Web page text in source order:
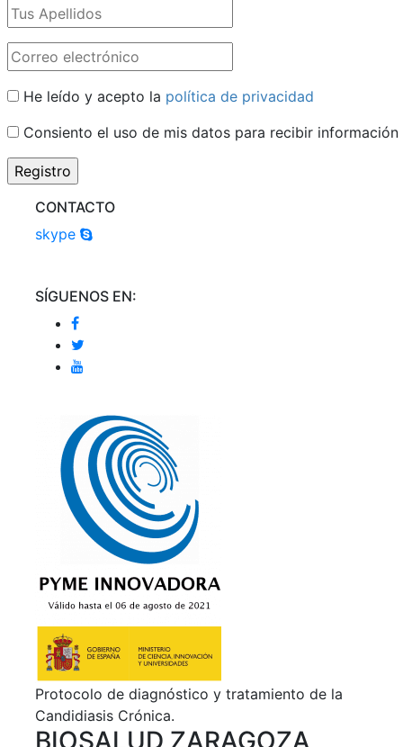
He leído y acepto la política de privacidad
Consiento el uso de mis datos para recibir información
CONTACTO
skype
SÍGUENOS EN:
Protocolo de diagnóstico y tratamiento de la
Candidiasis Crónica.